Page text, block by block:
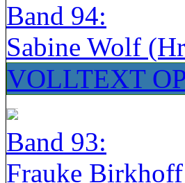
Band 94:
Sabine Wolf
VOLLTEXT
Band 93:
Frauke Birkhoff